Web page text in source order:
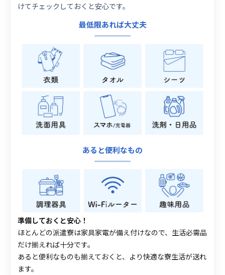
けてチェックしておくと安心です。
最低限あれば大丈夫
あると便利なもの
準備しておくと安心！
ほとんどの派遣寮は家具家電が備え付けなので、生活必需品
だけ揃えれば十分です。
あると便利なものも揃えておくと、より快適な寮生活が送れ
ます。